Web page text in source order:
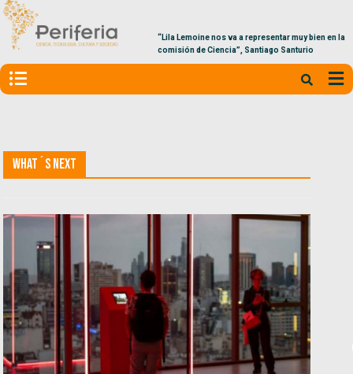
“Lila Lemoine nos va a representar muy bien en la
comisión de Ciencia”, Santiago Santurio
What´s Next